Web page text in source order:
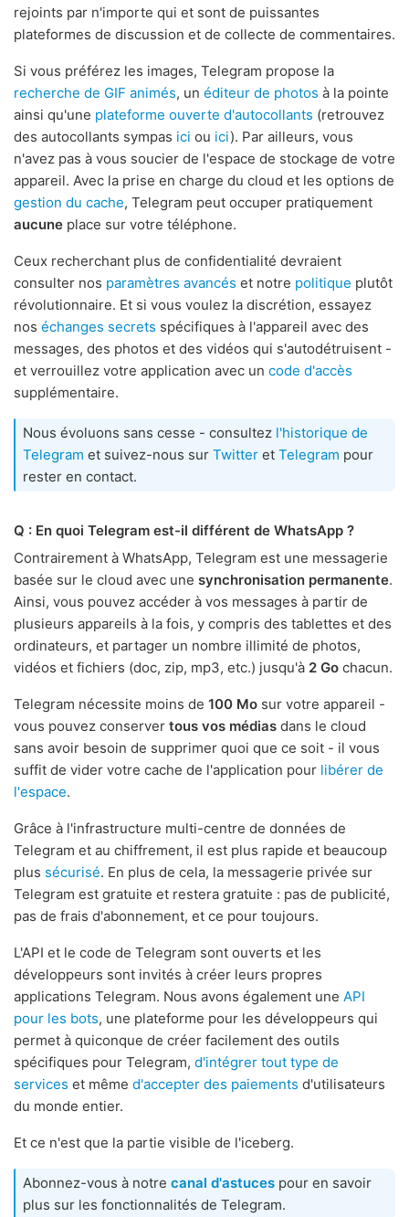
rejoints par n'importe qui et sont de puissantes
plateformes de discussion et de collecte de commentaires.
Si vous préférez les images, Telegram propose la
recherche de GIF animés, un éditeur de photos à la pointe
ainsi qu'une plateforme ouverte d'autocollants (retrouvez
des autocollants sympas ici ou ici). Par ailleurs, vous
n'avez pas à vous soucier de l'espace de stockage de votre
appareil. Avec la prise en charge du cloud et les options de
gestion du cache, Telegram peut occuper pratiquement
aucune place sur votre téléphone.
Ceux recherchant plus de confidentialité devraient
consulter nos paramètres avancés et notre politique plutôt
révolutionnaire. Et si vous voulez la discrétion, essayez
nos échanges secrets spécifiques à l'appareil avec des
messages, des photos et des vidéos qui s'autodétruisent -
et verrouillez votre application avec un code d'accès
supplémentaire.
Nous évoluons sans cesse - consultez l'historique de
Telegram et suivez-nous sur Twitter et Telegram pour
rester en contact.
Q : En quoi Telegram est-il différent de WhatsApp ?
Contrairement à WhatsApp, Telegram est une messagerie
basée sur le cloud avec une synchronisation permanente.
Ainsi, vous pouvez accéder à vos messages à partir de
plusieurs appareils à la fois, y compris des tablettes et des
ordinateurs, et partager un nombre illimité de photos,
vidéos et fichiers (doc, zip, mp3, etc.) jusqu'à 2 Go chacun.
Telegram nécessite moins de 100 Mo sur votre appareil -
vous pouvez conserver tous vos médias dans le cloud
sans avoir besoin de supprimer quoi que ce soit - il vous
suffit de vider votre cache de l'application pour libérer de
l'espace.
Grâce à l'infrastructure multi-centre de données de
Telegram et au chiffrement, il est plus rapide et beaucoup
plus sécurisé. En plus de cela, la messagerie privée sur
Telegram est gratuite et restera gratuite : pas de publicité,
pas de frais d'abonnement, et ce pour toujours.
L'API et le code de Telegram sont ouverts et les
développeurs sont invités à créer leurs propres
applications Telegram. Nous avons également une API
pour les bots, une plateforme pour les développeurs qui
permet à quiconque de créer facilement des outils
spécifiques pour Telegram, d'intégrer tout type de
services et même d'accepter des paiements d'utilisateurs
du monde entier.
Et ce n'est que la partie visible de l'iceberg.
Abonnez-vous à notre canal d'astuces pour en savoir
plus sur les fonctionnalités de Telegram.